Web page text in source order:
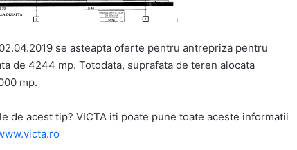
se asteapta oferte pentru antrepriza pentru
de 4244 mp. Totodata, suprafata de teren alocata
mp.
de acest tip? VICTA iti poate pune toate aceste informatii